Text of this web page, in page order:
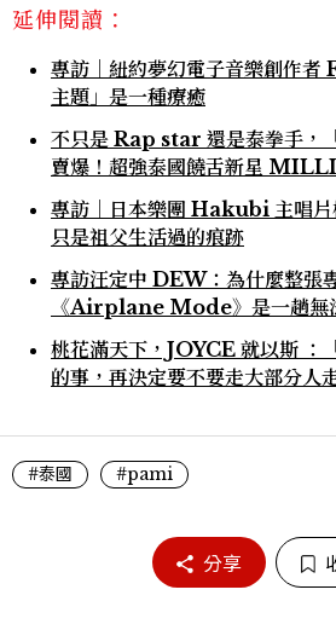
延伸閱讀：
專訪｜紐約夢幻電子音樂創作
主題」是一種療癒
不只是 Rap star 還是泰拳手，
賣爆！超強泰國饒舌新星
專訪｜日本樂團 Hakubi 主唱片
只是祖父生活過的痕跡
專訪汪定中 DEW：為什麼整張
《Airplane Mode》是一趟無
桃花滿天下，JOYCE 就以斯 ：
的事，再決定要不要走大部分人
#泰國 #pami
分享